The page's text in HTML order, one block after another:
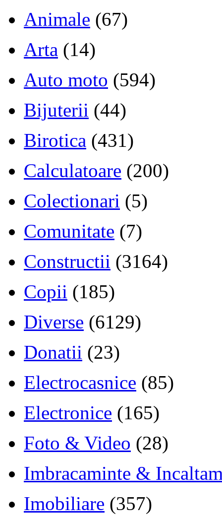
Animale (67)
Arta (14)
Auto moto (594)
Bijuterii (44)
Birotica (431)
Calculatoare (200)
Colectionari (5)
Comunitate (7)
Constructii (3164)
Copii (185)
Diverse (6129)
Donatii (23)
Electrocasnice (85)
Electronice (165)
Foto & Video (28)
Imbracaminte &
Imobiliare (357)